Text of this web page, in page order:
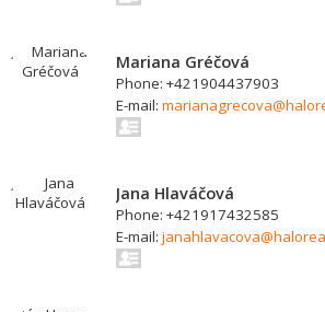
Mariana Gréčová
Phone: +421904437903
E-mail:
Jana Hlaváčová
Phone: +421917432585
E-mail: